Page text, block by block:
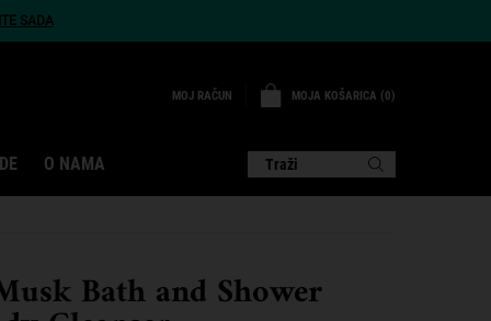
SADA
MOJ RAČUN MOJA KOŠARICA 0
0 PROIZVOD
O NAMA Traži
Bath and Shower